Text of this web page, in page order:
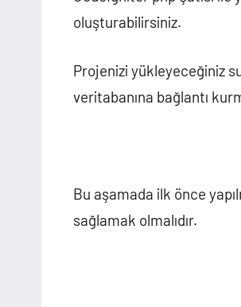
oluşturabilirsiniz.
Projenizi yükleyeceğiniz
veritabanına bağlantı
Bu aşamada ilk önce
sağlamak olmalıdır.